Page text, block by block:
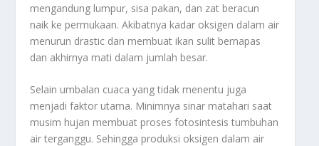
mengandung lumpur, sisa pakan, dan zat beracun
naik ke permukaan. Akibatnya kadar oksigen dalam air
menurun drastic dan membuat ikan sulit bernapas
dan akhirnya mati dalam jumlah besar.
Selain umbalan cuaca yang tidak menentu juga
menjadi faktor utama. Minimnya sinar matahari saat
musim hujan membuat proses fotosintesis tumbuhan
air terganggu. Sehingga produksi oksigen dalam air